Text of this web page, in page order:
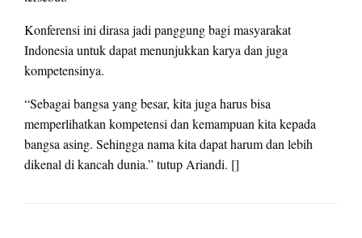
Konferensi ini dirasa jadi panggung bagi masyarakat
Indonesia untuk dapat menunjukkan karya dan juga
kompetensinya.
“Sebagai bangsa yang besar, kita juga harus bisa
memperlihatkan kompetensi dan kemampuan kita kepada
bangsa asing. Sehingga nama kita dapat harum dan lebih
dikenal di kancah dunia.” tutup Ariandi. []